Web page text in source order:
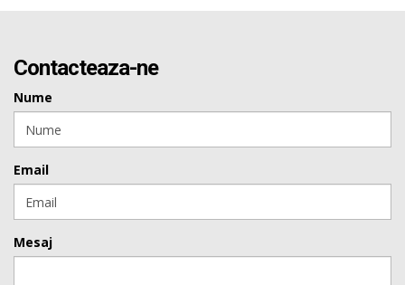
Contacteaza-ne
Nume
Email
Mesaj